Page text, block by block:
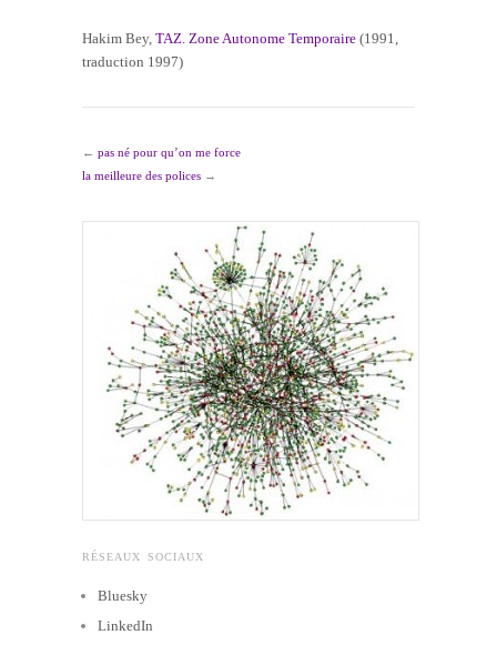
Hakim Bey, TAZ. Zone Autonome Temporaire (1991,
traduction 1997)
← pas né pour qu’on me force
la meilleure des polices →
RÉSEAUX SOCIAUX
Bluesky
LinkedIn